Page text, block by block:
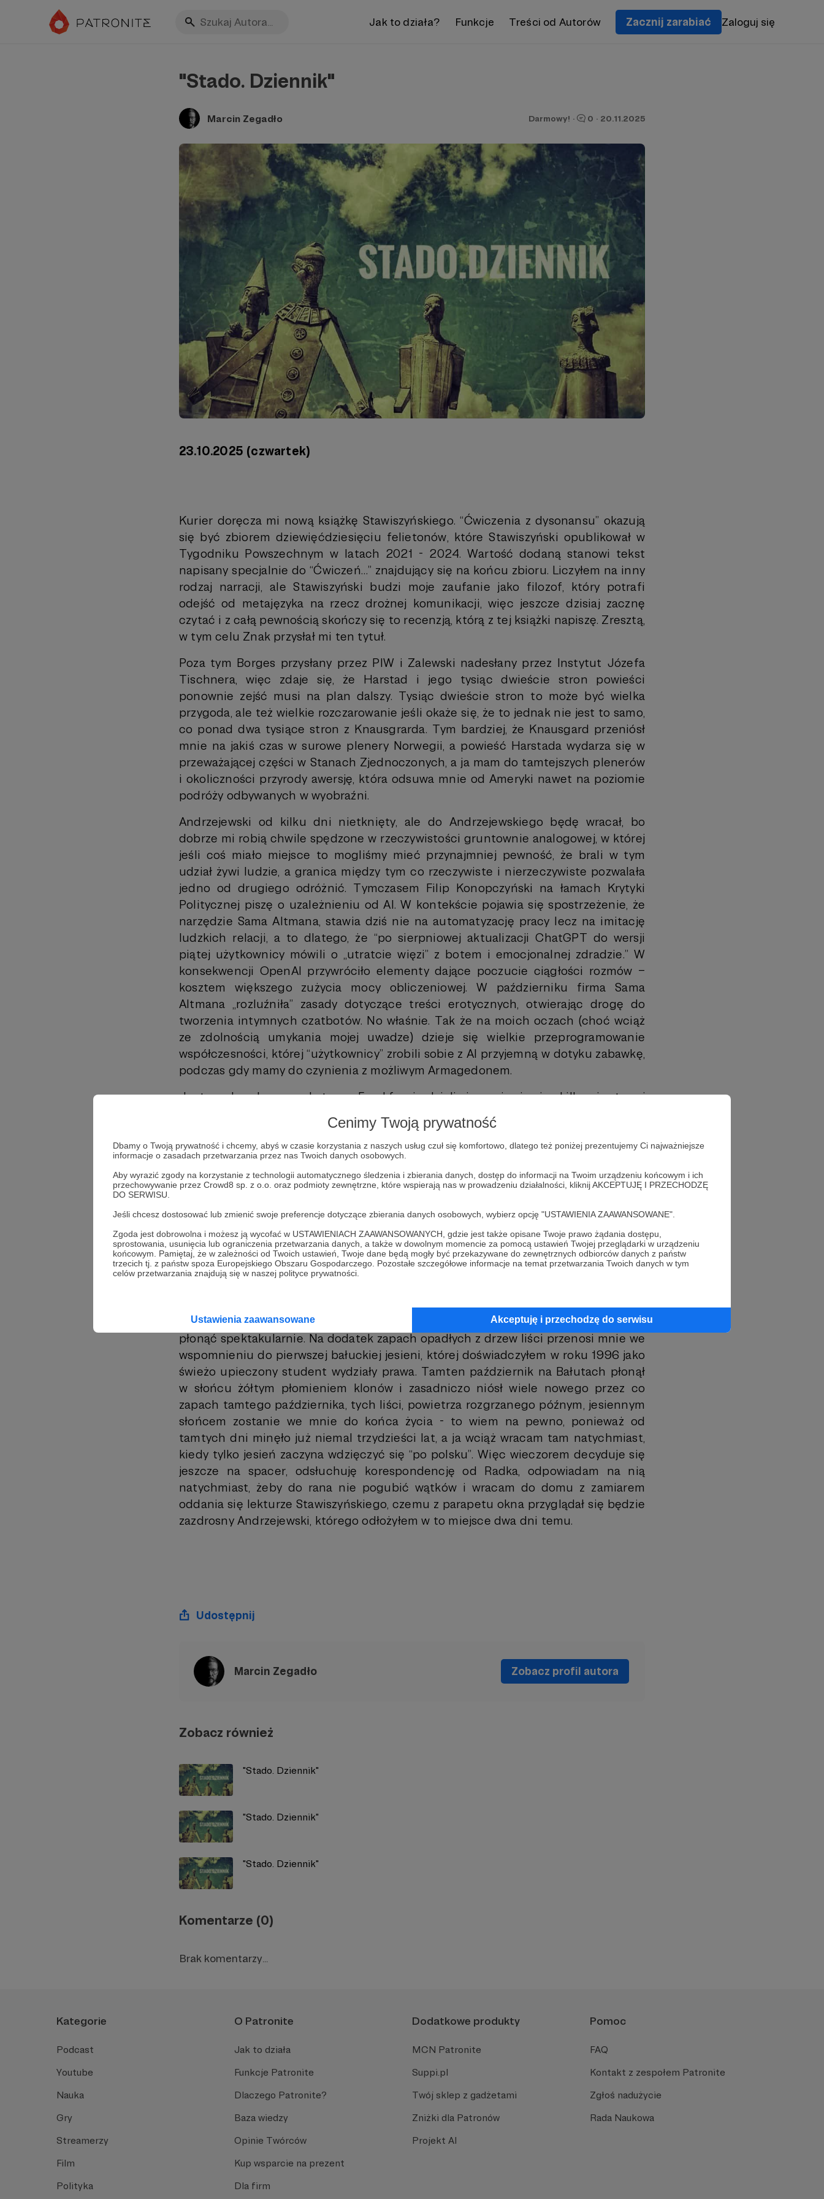
Cenimy Twoją prywatność
Dbamy o Twoją prywatność i chcemy, abyś w czasie korzystania z naszych usług czuł się komfortowo, dlatego też poniżej prezentujemy Ci najważniejsze
informacje o zasadach przetwarzania przez nas Twoich danych osobowych.
Aby wyrazić zgody na korzystanie z technologii automatycznego śledzenia i zbierania danych, dostęp do informacji na Twoim urządzeniu końcowym i ich
przechowywanie przez Crowd8 sp. z o.o. oraz podmioty zewnętrzne, które wspierają nas w prowadzeniu działalności, kliknij AKCEPTUJĘ I PRZECHODZĘ
DO SERWISU.
Jeśli chcesz dostosować lub zmienić swoje preferencje dotyczące zbierania danych osobowych, wybierz opcję "USTAWIENIA ZAAWANSOWANE".
Zgoda jest dobrowolna i możesz ją wycofać w USTAWIENIACH ZAAWANSOWANYCH, gdzie jest także opisane Twoje prawo żądania dostępu,
sprostowania, usunięcia lub ograniczenia przetwarzania danych, a także w dowolnym momencie za pomocą ustawień Twojej przeglądarki w urządzeniu
końcowym. Pamiętaj, że w zależności od Twoich ustawień, Twoje dane będą mogły być przekazywane do zewnętrznych odbiorców danych z państw
trzecich tj. z państw spoza Europejskiego Obszaru Gospodarczego. Pozostałe szczegółowe informacje na temat przetwarzania Twoich danych w tym
celów przetwarzania znajdują się w naszej polityce prywatności.
Ustawienia zaawansowane Akceptuję i przechodzę do serwisu
Jak to działa? Funkcje Treści od Autorów Zacznij zarabiać Zaloguj się
"Stado. Dziennik"
Marcin Zegadło Darmowy! · 0 · 20.11.2025
23.10.2025 (czwartek)
Kurier doręcza mi nową książkę Stawiszyńskiego. “Ćwiczenia z dysonansu” okazują
się być zbiorem dziewięćdziesięciu felietonów, które Stawiszyński opublikował w
Tygodniku Powszechnym w latach 2021 - 2024. Wartość dodaną stanowi tekst
napisany specjalnie do “Ćwiczeń…” znajdujący się na końcu zbioru. Liczyłem na inny
rodzaj narracji, ale Stawiszyński budzi moje zaufanie jako filozof, który potrafi
odejść od metajęzyka na rzecz drożnej komunikacji, więc jeszcze dzisiaj zacznę
czytać i z całą pewnością skończy się to recenzją, którą z tej książki napiszę. Zresztą,
w tym celu Znak przysłał mi ten tytuł.
Poza tym Borges przysłany przez PIW i Zalewski nadesłany przez Instytut Józefa
Tischnera, więc zdaje się, że Harstad i jego tysiąc dwieście stron powieści
ponownie zejść musi na plan dalszy. Tysiąc dwieście stron to może być wielka
przygoda, ale też wielkie rozczarowanie jeśli okaże się, że to jednak nie jest to samo,
co ponad dwa tysiące stron z Knausgrarda. Tym bardziej, że Knausgard przeniósł
mnie na jakiś czas w surowe plenery Norwegii, a powieść Harstada wydarza się w
przeważającej części w Stanach Zjednoczonych, a ja mam do tamtejszych plenerów
i okoliczności przyrody awersję, która odsuwa mnie od Ameryki nawet na poziomie
podróży odbywanych w wyobraźni.
Andrzejewski od kilku dni nietknięty, ale do Andrzejewskiego będę wracał, bo
dobrze mi robią chwile spędzone w rzeczywistości gruntownie analogowej, w której
jeśli coś miało miejsce to mogliśmy mieć przynajmniej pewność, że brali w tym
udział żywi ludzie, a granica między tym co rzeczywiste i nierzeczywiste pozwalała
jedno od drugiego odróżnić. Tymczasem Filip Konopczyński na łamach Krytyki
Politycznej piszę o uzależnieniu od AI. W kontekście pojawia się spostrzeżenie, że
narzędzie Sama Altmana, stawia dziś nie na automatyzację pracy lecz na imitację
ludzkich relacji, a to dlatego, że “po sierpniowej aktualizacji ChatGPT do wersji
piątej użytkownicy mówili o „utratcie więzi” z botem i emocjonalnej zdradzie.” W
konsekwencji OpenAI przywróciło elementy dające poczucie ciągłości rozmów –
kosztem większego zużycia mocy obliczeniowej. W październiku firma Sama
Altmana „rozluźniła” zasady dotyczące treści erotycznych, otwierając drogę do
tworzenia intymnych czatbotów. No właśnie. Tak że na moich oczach (choć wciąż
ze zdolnością umykania mojej uwadze) dzieje się wielkie przeprogramowanie
współczesności, której “użytkownicy” zrobili sobie z AI przyjemną w dotyku zabawkę,
podczas gdy mamy do czynienia z możliwym Armagedonem.
Justa zadowolona z pobytu we Frankfurcie dzieli się wrażeniami w kilkuminutowej
audiokorespondencji. W odpowiedzi nagrywam bezwstydnie długi “podcast”, który
dorównuje standardom stosowanym w nagrywkach z Radkiem. Czy Justa to znosi
cierpliwie, bo chce tego słuchać? Mimo jej gorących zapewnień, że tak jest - nie
wiem. Nie mam pewności. Nie zostałem nauczony tego, że ktoś bezinteresownie
poświęca mi szczególnie dużo uwagi. Mam w sobie fałszywą skromność unikania
bezwstydnie żądające, a tym, czego źródłem jest samoograniczenie
(powściągliwość?). Tak czy inaczej Justa poprawia swój tom wierszy, co mnie z kolei
przypomina o tym, że i ja mam pewne obowiązki związane ze swoją książką z
wierszami, do której nie bardzo mam ochotę zaglądać, ale zdaje się nie ucieknę od
tego jeśli chce pchnąć kwestie wydawnicze chociaż odrobinę do przodu.
Od dwóch dni powrót łaskawej aury. Słonecznie i ciepło. Po raz pierwszy tej jesieni
zapala się na złoto październik, a to jest miesiąc, który w tej części Europy potrafi
płonąć spektakularnie. Na dodatek zapach opadłych z drzew liści przenosi mnie we
wspomnieniu do pierwszej bałuckiej jesieni, której doświadczyłem w roku 1996 jako
świeżo upieczony student wydziały prawa. Tamten październik na Bałutach płonął
w słońcu żółtym płomieniem klonów i zasadniczo niósł wiele nowego przez co
zapach tamtego października, tych liści, powietrza rozgrzanego późnym, jesiennym
słońcem zostanie we mnie do końca życia - to wiem na pewno, ponieważ od
tamtych dni minęło już niemal trzydzieści lat, a ja wciąż wracam tam natychmiast,
kiedy tylko jesień zaczyna wdzięczyć się “po polsku”. Więc wieczorem decyduje się
jeszcze na spacer, odsłuchuję korespondencję od Radka, odpowiadam na nią
natychmiast, żeby do rana nie pogubić wątków i wracam do domu z zamiarem
oddania się lekturze Stawiszyńskiego, czemu z parapetu okna przyglądał się będzie
zazdrosny Andrzejewski, którego odłożyłem w to miejsce dwa dni temu.
Udostępnij
Marcin Zegadło Zobacz profil autora
Zobacz również
"Stado. Dziennik"
"Stado. Dziennik"
"Stado. Dziennik"
Komentarze (0)
Brak komentarzy...
Kategorie
Podcast
Youtube
Nauka
Gry
Streamerzy
Film
Polityka
O Patronite
Jak to działa
Funkcje Patronite
Dlaczego Patronite?
Baza wiedzy
Opinie Twórców
Kup wsparcie na prezent
Dla firm
Dodatkowe produkty
MCN Patronite
Suppi.pl
Twój sklep z gadżetami
Zniżki dla Patronów
Projekt AI
Pomoc
FAQ
Kontakt z zespołem Patronite
Zgłoś nadużycie
Rada Naukowa